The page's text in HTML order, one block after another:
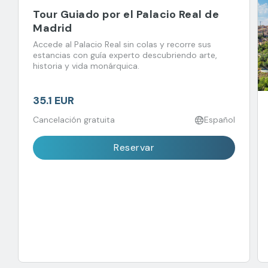
Tour Guiado por el Palacio Real de
Madrid
Accede al Palacio Real sin colas y recorre sus
estancias con guía experto descubriendo arte,
historia y vida monárquica.
35.1 EUR
Cancelación gratuita Español
Reservar